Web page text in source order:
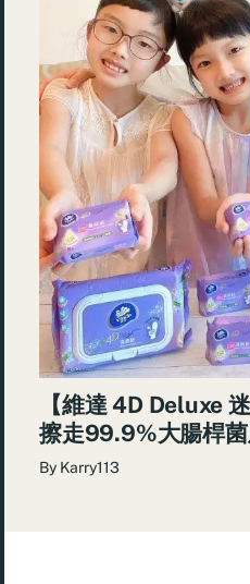
【維達 4D Deluxe
擦走99.9%大腸桿
By Karry113